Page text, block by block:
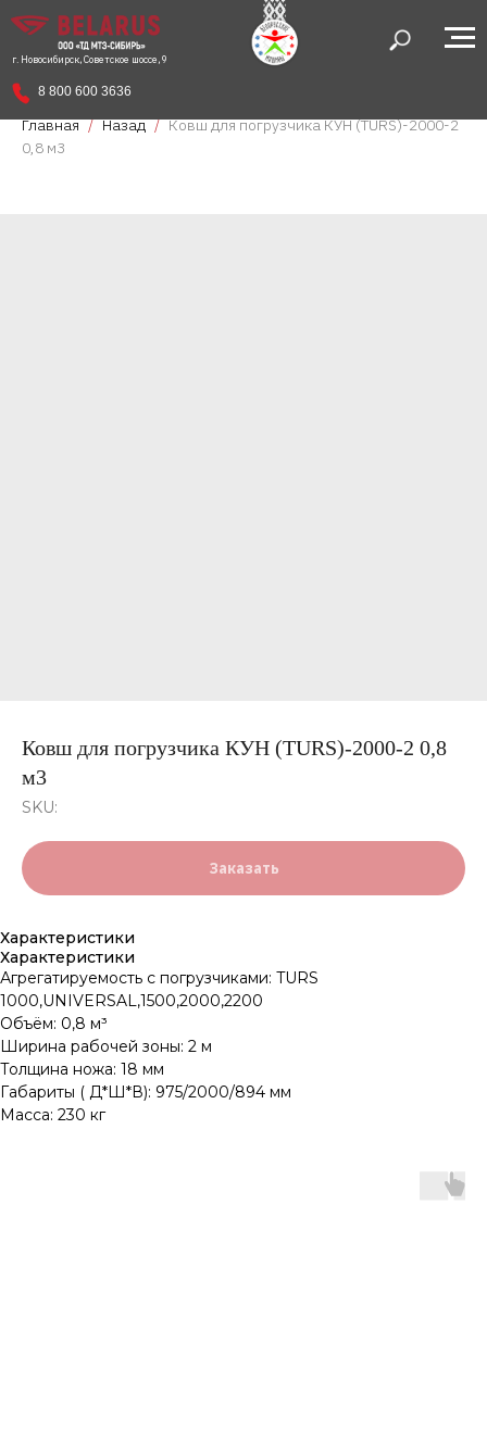
г. Новосибирск, Советское шоссе, 9
8 800 600 3636
Главная Назад
Ковш для погрузчика КУН (TURS)-2000-2
0,8 м3
Ковш для погрузчика КУН (TURS)-2000-2 0,8
м3
SKU:
Заказать
Характеристики
Характеристики
Агрегатируемость с погрузчиками: TURS
1000,UNIVERSAL,1500,2000,2200
Объём: 0,8 м³
Ширина рабочей зоны: 2 м
Толщина ножа: 18 мм
Габариты ( Д*Ш*В): 975/2000/894 мм
Масса: 230 кг